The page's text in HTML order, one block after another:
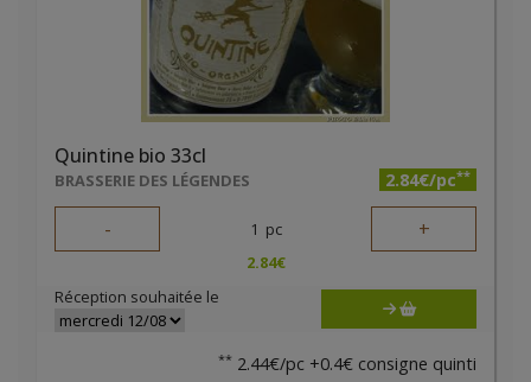
Quintine bio 33cl
BRASSERIE DES LÉGENDES 2.84€/pc**
- 1 pc +
2.84€
Réception souhaitée le
** 2.44€/pc +0.4€ consigne quinti